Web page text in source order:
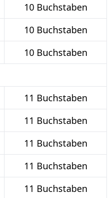
10 Buchstaben
10 Buchstaben
10 Buchstaben
11 Buchstaben
11 Buchstaben
11 Buchstaben
11 Buchstaben
11 Buchstaben